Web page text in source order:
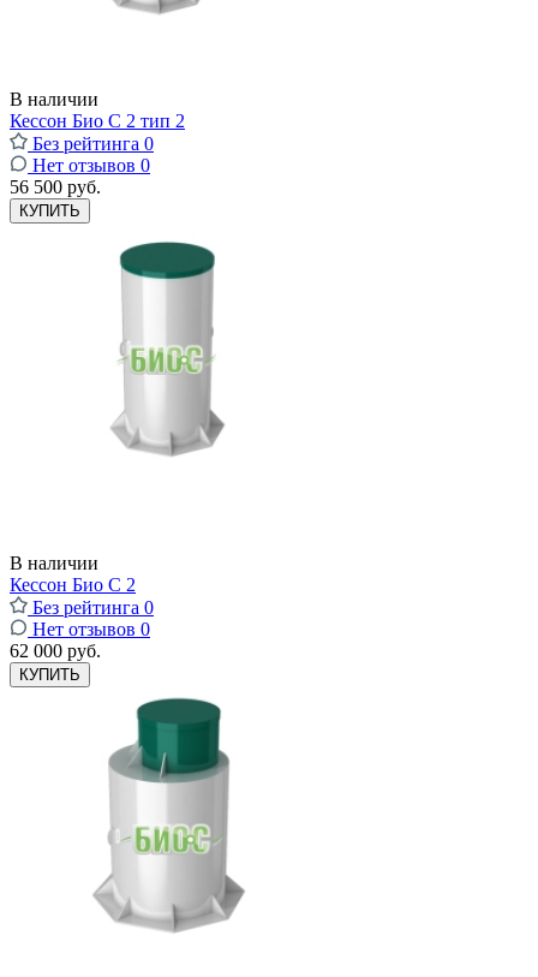
В наличии
Кессон Био С 2 тип 2
Без рейтинга 0
Нет отзывов 0
56 500 руб.
КУПИТЬ
В наличии
Кессон Био С 2
Без рейтинга 0
Нет отзывов 0
62 000 руб.
КУПИТЬ